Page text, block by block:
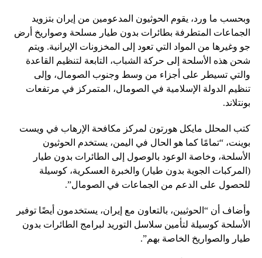
وبحسب ما ورد، يقوم الحوثيون المدعومين من إيران بتزويد
الجماعات المتطرفة بطائرات بدون طيار مسلحة وصواريخ أرض
جو وغيرها من المواد التي تعود إلى المخزونات الإيرانية. ويتم
شحن هذه الأسلحة إلى حركة الشباب، التابعة لتنظيم القاعدة
والتي تسيطر على أجزاء من وسط وجنوب الصومال، وإلى
تنظيم الدولة الإسلامية في الصومال، المتمركز في مرتفعات
بونتلاند.
كتب المحلل مايكل هورتون لمركز مكافحة الإرهاب في ويست
بوينت، “تمامًا كما هو الحال في اليمن، يستخدم الحوثيون
الأسلحة، وخاصة الوعود بالوصول إلى الطائرات بدون طيار
(المركبات الجوية بدون طيار) والخبرة العسكرية، كوسيلة
للحصول على الدعم من الجماعات في الصومال”.
وأضاف أن “الحوثيين، بالتعاون مع إيران، يستخدمون أيضًا توفير
الأسلحة كوسيلة لتأمين سلاسل التوريد لبرامج الطائرات بدون
طيار والصواريخ الخاصة بهم”.